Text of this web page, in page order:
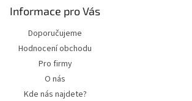
Informace pro Vás
Doporučujeme
Hodnocení obchodu
Pro firmy
O nás
Kde nás najdete?